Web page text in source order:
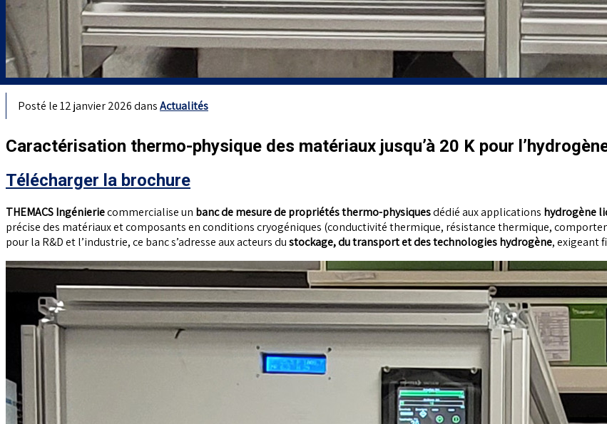
Posté le 12 janvier 2026 dansActualités
Caractérisation thermo-physique des matériaux jusqu’à 20 K pour
Télécharger la brochure
THEMACS Ingénieriecommercialise un banc de mesure de propriétés thermo-physiquesdédié aux applications hydrogène
précise des matériaux et composants en conditions cryogéniques (conductivité thermique, résistance thermique,
pour la R&D et l’industrie, ce banc s’adresse aux acteurs dustockage, du transport et des technologies hydrogène, exigeant